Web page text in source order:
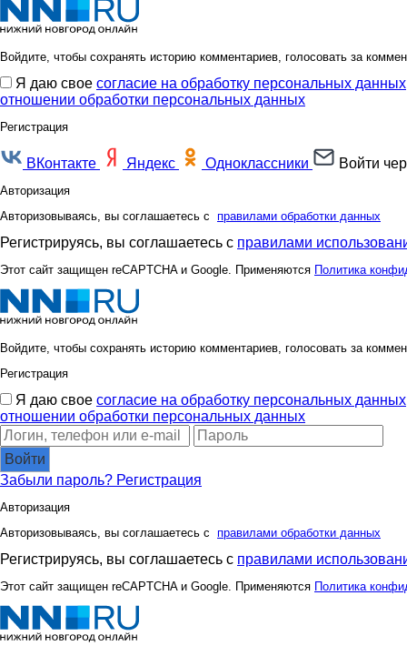
Войдите, чтобы сохранять историю комментариев, голосовать за
Я даю свое согласие на обработку персональных данных
отношении обработки персональных данных
Регистрация
ВКонтакте Яндекс Одноклассники Войти
Авторизация
Авторизовываясь, вы соглашаетесь с правилами обработки данных
Регистрируясь, вы соглашаетесь с правилами
Этот сайт защищен reCAPTCHA и Google. Применяются Политика
Войдите, чтобы сохранять историю комментариев, голосовать за
Регистрация
Я даю свое согласие на обработку персональных данных
отношении обработки персональных данных
Войти
Забыли пароль? Регистрация
Авторизация
Авторизовываясь, вы соглашаетесь с правилами обработки данных
Регистрируясь, вы соглашаетесь с правилами
Этот сайт защищен reCAPTCHA и Google. Применяются Политика